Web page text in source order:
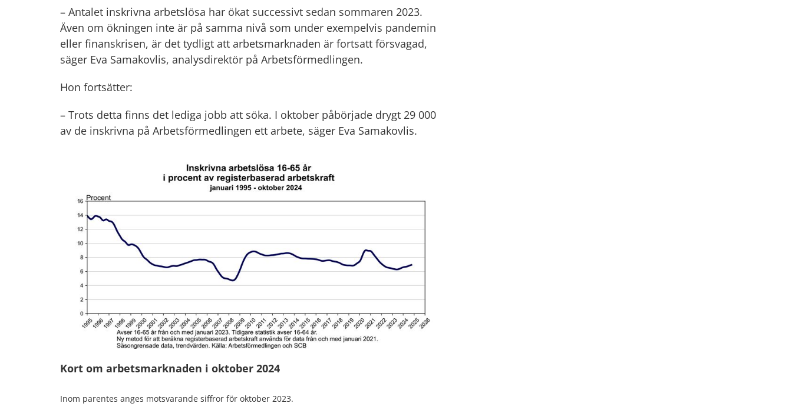
– Antalet inskrivna arbetslösa har ökat successivt sedan sommaren 2023.
Även om ökningen inte är på samma nivå som under exempelvis pandemin
eller finanskrisen, är det tydligt att arbetsmarknaden är fortsatt försvagad,
säger Eva Samakovlis, analysdirektör på Arbetsförmedlingen.
Hon fortsätter:
– Trots detta finns det lediga jobb att söka. I oktober påbörjade drygt 29 000
av de inskrivna på Arbetsförmedlingen ett arbete, säger Eva Samakovlis.
Kort om arbetsmarknaden i oktober 2024
Inom parentes anges motsvarande siffror för oktober 2023.